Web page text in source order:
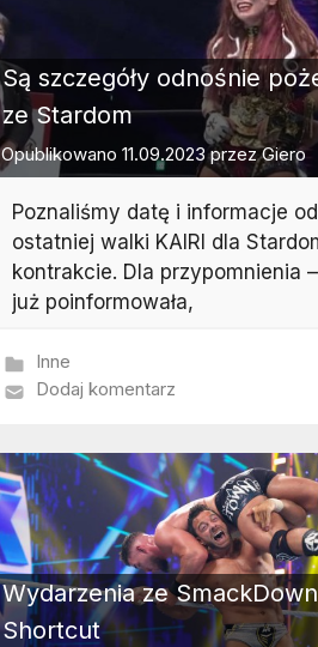
Są szczegóły odnośnie
ze Stardom
Opublikowano11.09.2023przezGiero
Poznaliśmy datę i informacje
ostatniej walki KAIRI dla
kontrakcie. Dla przypomnienia
już poinformowała,
Inne
Dodaj komentarz
Wydarzenia ze
Shortcut